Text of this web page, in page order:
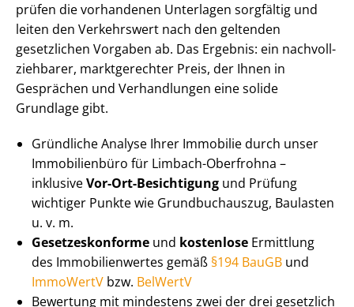
prüfen die vorhandenen Unterlagen sorgfältig und
leiten den Verkehrswert nach den geltenden
gesetzlichen Vorgaben ab. Das Ergebnis: ein nach­voll­
zieh­ba­rer, marktgerechter Preis, der Ihnen in
Gesprächen und Verhandlungen eine solide
Grundlage gibt.
Gründliche Analyse Ihrer Immobilie durch unser
Immobilienbüro für Limbach-Oberfrohna –
inklusiveVor-Ort-Besichtigung und Prüfung
wichtiger Punkte wie Grundbuchauszug, Baulasten
u. v. m.
Ge­set­zes­kon­for­me und kostenlose Ermittlung
des Im­mo­bi­li­en­wer­tes gemäß §194 BauGB und
ImmoWertV bzw. BelWertV
Bewertung mit mindestens zwei der drei gesetzlich